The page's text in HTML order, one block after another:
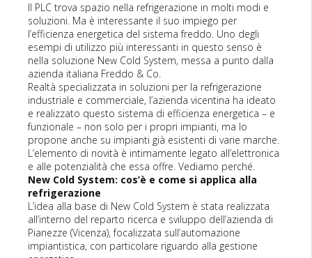
Il PLC trova spazio nella refrigerazione in molti modi e
soluzioni. Ma è interessante il suo impiego per
l’efficienza energetica del sistema freddo. Uno degli
esempi di utilizzo più interessanti in questo senso è
nella soluzione New Cold System, messa a punto dalla
azienda italiana Freddo & Co.
Realtà specializzata in soluzioni per la refrigerazione
industriale e commerciale, l’azienda vicentina ha ideato
e realizzato questo sistema di efficienza energetica – e
funzionale – non solo per i propri impianti, ma lo
propone anche su impianti già esistenti di varie marche.
L’elemento di novità è intimamente legato all’elettronica
e alle potenzialità che essa offre. Vediamo perché.
New Cold System: cos’è e come si applica alla
refrigerazione
L’idea alla base di New Cold System è stata realizzata
all’interno del reparto ricerca e sviluppo dell’azienda di
Pianezze (Vicenza), focalizzata sull’automazione
impiantistica, con particolare riguardo alla gestione